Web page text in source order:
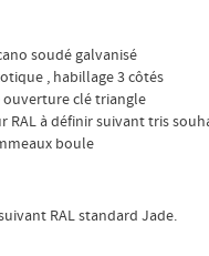
soudé galvanisé
, habillage 3 côtés
clé triangle
RAL à définir suivant tris
boule
RAL standard Jade.